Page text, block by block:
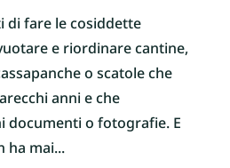
fare le cosiddette
e riordinare cantine,
o scatole che
anni e che
documenti o fotografie. E
ha mai...